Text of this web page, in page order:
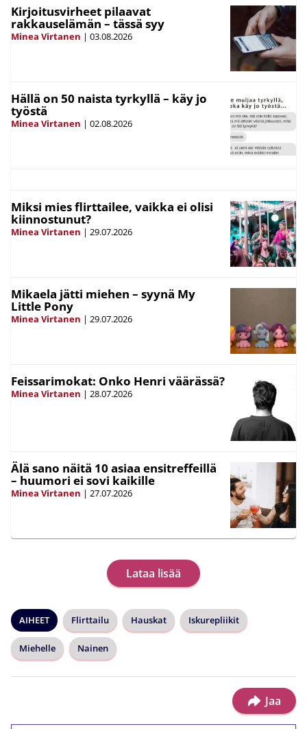
Kirjoitusvirheet pilaavat
rakkauselämän – tässä syy
Minea Virtanen | 03.08.2026
Hällä on 50 naista tyrkyllä – käy jo
työstä
Minea Virtanen | 02.08.2026
Miksi mies flirttailee, vaikka ei olisi
kiinnostunut?
Minea Virtanen | 29.07.2026
Mikaela jätti miehen – syynä My
Little Pony
Minea Virtanen | 29.07.2026
Feissarimokat: Onko Henri väärässä?
Minea Virtanen | 28.07.2026
Älä sano näitä 10 asiaa ensitreffeillä
– huumori ei sovi kaikille
Minea Virtanen | 27.07.2026
Lataa lisää
AIHEET Flirttailu Hauskat Iskurepliikit
Miehelle Nainen
Jaa